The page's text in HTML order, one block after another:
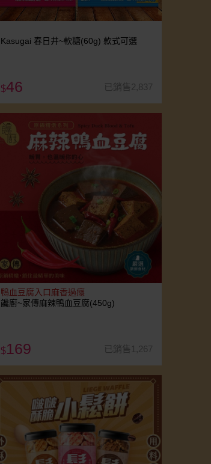
Kasugai 春日井~軟糖(60g) 款式可選
$46 已銷售2,837
鴨血豆腐入口麻香過癮
饞廚~家傳麻辣鴨血豆腐(450g)
$169 已銷售1,267